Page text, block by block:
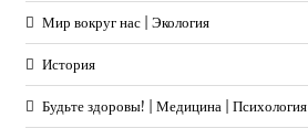
Мир вокруг нас | Экология
История
Будьте здоровы! | Медицина | Психология